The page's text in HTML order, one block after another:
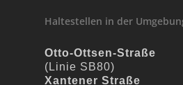
Haltestellen in der
Otto-Ottsen-Straße
(Linie SB80)
Xantener Straße